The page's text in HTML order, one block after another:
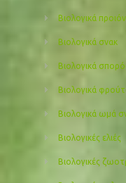
Βιολογικά
Βιολογικά σνακ
Βιολογικά
Βιολογικά
Βιολογικά ωμά
Βιολογικές ελιές
Βιολογικές